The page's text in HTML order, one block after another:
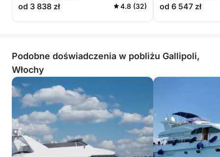
od 3 838 zł 4.8 (32) od 6 547 zł
Podobne doświadczenia w pobliżu Gallipoli,
Włochy